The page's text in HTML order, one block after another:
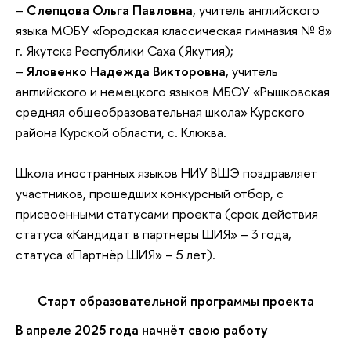
– Слепцова Ольга Павловна, учитель английского
языка МОБУ «Городская классическая гимназия № 8»
г. Якутска Республики Саха (Якутия);
– Яловенко Надежда Викторовна, учитель
английского и немецкого языков МБОУ «Рышковская
средняя общеобразовательная школа» Курского
района Курской области, с. Клюква.
Школа иностранных языков НИУ ВШЭ поздравляет
участников, прошедших конкурсный отбор, с
присвоенными статусами проекта (срок действия
статуса «Кандидат в партнёры ШИЯ» – 3 года,
статуса «Партнёр ШИЯ» – 5 лет).
Старт образовательной программы проекта
В апреле 2025 года начнёт свою работу